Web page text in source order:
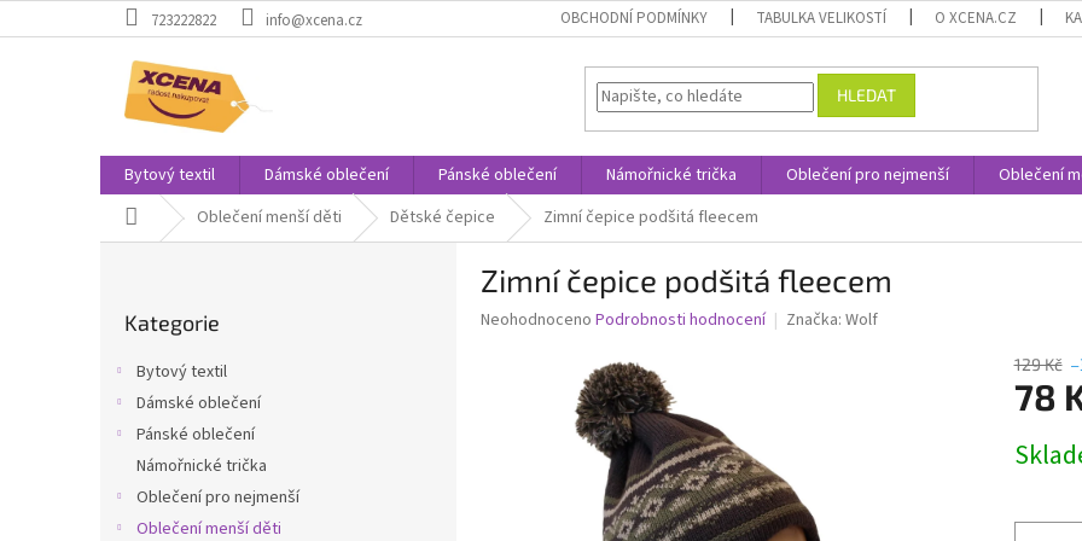
na
723222822 info@xcena.cz OBCHODNÍ PODMÍNKY TABULKA VELIKOSTÍ O XCENA.CZ
HLEDAT
Bytový textil Dámské oblečení Pánské oblečení Námořnické trička Oblečení pro nejmenší Oblečení
Domů Oblečení menší děti Dětské čepice Zimní čepice podšitá fleecem
kategorie
Kategorie
Bytový textil
Dámské oblečení
Pánské oblečení
Námořnické trička
Oblečení pro nejmenší
Oblečení menší děti
Zimní čepice podšitá fleecem
Průměrné
Neohodnoceno Podrobnosti hodnocení Značka: Wolf
129 Kč
78
cena: